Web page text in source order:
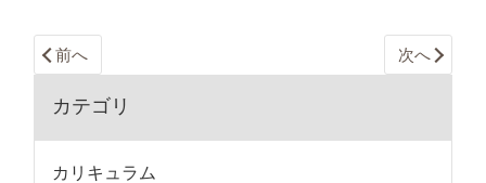
前へ 次へ
カテゴリ
カリキュラム